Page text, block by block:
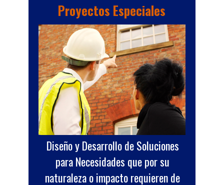
Proyectos Especiales
Diseño y Desarrollo de Soluciones
para Necesidades que por su
naturaleza o impacto requieren de